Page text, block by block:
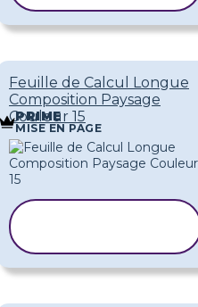
Feuille de Calcul Longue
Composition Paysage
Couleur 15
PRIME
MISE EN PAGE